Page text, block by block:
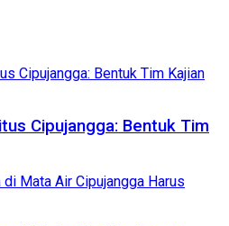
Cipujangga: Bentuk Tim